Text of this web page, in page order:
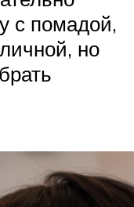
с помадой,
но